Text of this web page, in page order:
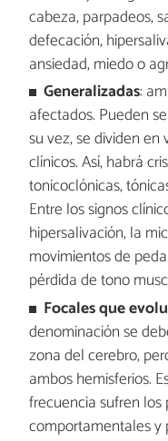
cabeza, parpadeos,
defecación,
ansiedad, miedo o
Generalizadas:
afectados. Pueden
su vez, se dividen
clínicos. Así, habrá
tonicoclónicas,
Entre los signos
hipersalivación, la
movimientos de
pérdida de tono
Focales que
denominación se
zona del cerebro,
ambos hemisferios.
frecuencia sufren los
comportamentales y